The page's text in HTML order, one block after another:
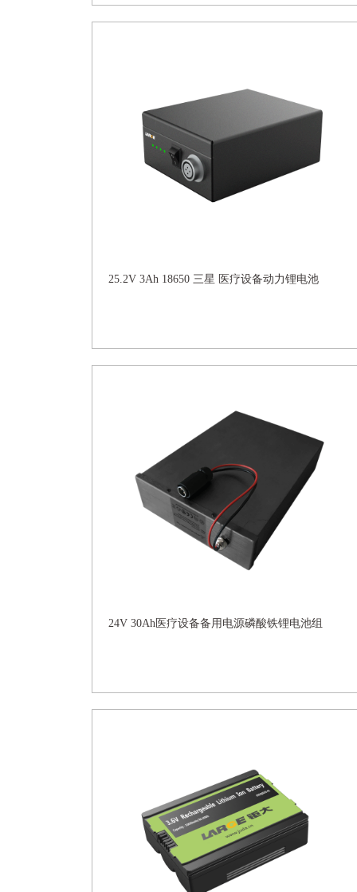
25.2V 3Ah 18650 三星 医疗设备动力锂电池
24V 30Ah医疗设备备用电源磷酸铁锂电池组